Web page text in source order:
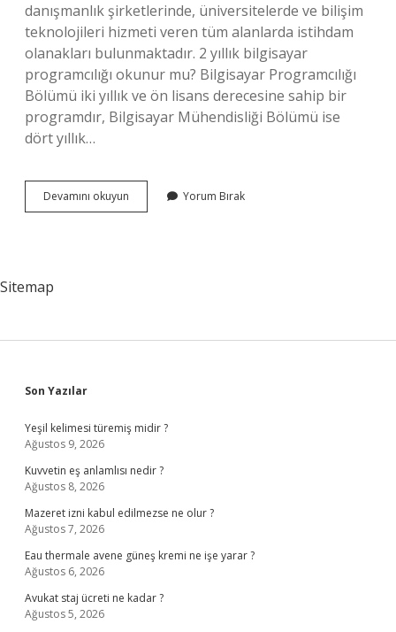
danışmanlık şirketlerinde, üniversitelerde ve bilişim
teknolojileri hizmeti veren tüm alanlarda istihdam
olanakları bulunmaktadır. 2 yıllık bilgisayar
programcılığı okunur mu? Bilgisayar Programcılığı
Bölümü iki yıllık ve ön lisans derecesine sahip bir
programdır, Bilgisayar Mühendisliği Bölümü ise
dört yıllık…
Devamını okuyun Bilgisayar
Programcılığı
Yorum Bırak
Sitemap
Sidebar
Son Yazılar
Yeşil kelimesi türemiş midir ?
Ağustos 9, 2026
Kuvvetin eş anlamlısı nedir ?
Ağustos 8, 2026
Mazeret izni kabul edilmezse ne olur ?
Ağustos 7, 2026
Eau thermale avene güneş kremi ne işe yarar ?
Ağustos 6, 2026
Avukat staj ücreti ne kadar ?
Ağustos 5, 2026